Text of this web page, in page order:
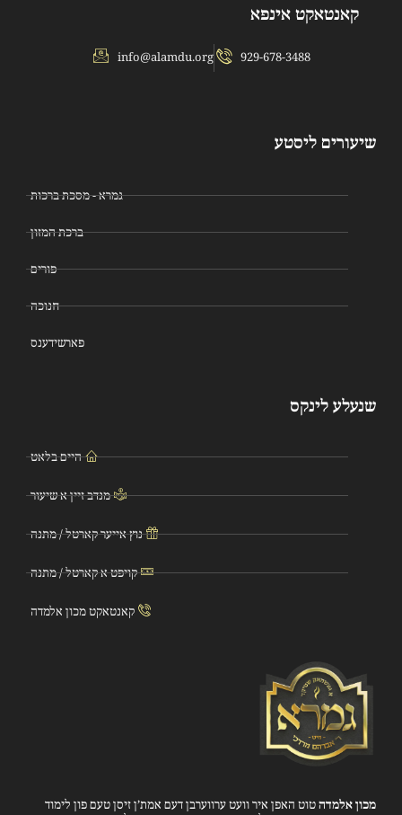
קאנטאקט אינפא
info@alamdu.org 929-678-3488
שיעורים ליסטע
גמרא - מסכת ברכות
ברכת המזון
פורים
חנוכה
פארשידענס
שנעלע לינקס
היים בלאט
מנדב זיין א שיעור
נוץ אייער קארטל / מתנה
קויפט א קארטל / מתנה
קאנטאקט מכון אלמדה
מכון אלמדהטוט האפן איר וועט ערווערבן דעם אמת’ן זיסן טעם פון לימוד